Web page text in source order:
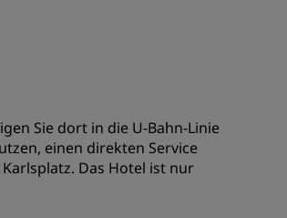
So verwenden Sie Punkte
So sammeln Sie Punkte
Bookers and Planners
Sie dort in die U-Bahn-Linie
einen direkten Service
Das Hotel ist nur